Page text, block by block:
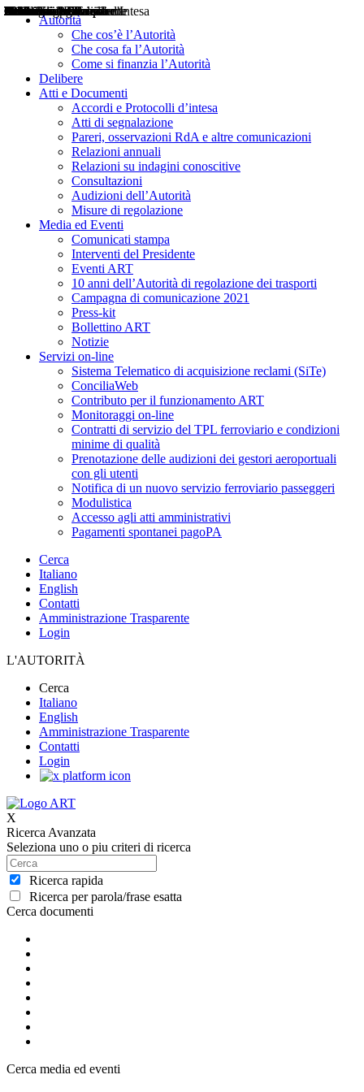
Autorità
Che cos’è l’Autorità
Che cosa fa l’Autorità
Come si finanzia l’Autorità
Delibere
Atti e Documenti
Accordi e Protocolli d’intesa
Atti di segnalazione
Pareri, osservazioni RdA e altre comunicazioni
Relazioni annuali
Relazioni su indagini conoscitive
Consultazioni
Audizioni dell’Autorità
Misure di regolazione
Media ed Eventi
Comunicati stampa
Interventi del Presidente
Eventi ART
10 anni dell’Autorità di regolazione dei trasporti
Campagna di comunicazione 2021
Press-kit
Bollettino ART
Notizie
Servizi on-line
Sistema Telematico di acquisizione reclami (SiTe)
ConciliaWeb
Contributo per il funzionamento ART
Monitoraggi on-line
Contratti di servizio del TPL ferroviario e condizioni
minime di qualità
Prenotazione delle audizioni dei gestori aeroportuali
con gli utenti
Notifica di un nuovo servizio ferroviario passeggeri
Modulistica
Accesso agli atti amministrativi
Pagamenti spontanei pagoPA
Cerca
Italiano
English
Contatti
Amministrazione Trasparente
Login
L'AUTORITÀ
Cerca
Italiano
English
Amministrazione Trasparente
Contatti
Login
X
Ricerca Avanzata
Seleziona uno o piu criteri di ricerca
Ricerca rapida
Ricerca per parola/frase esatta
Cerca documenti
Delibere
Pareri
Consultazioni
Audizioni
Atti di Segnalazione
Accordi e Protocolli d'Intesa
Relazioni annuali
Misure di regolazione
Cerca media ed eventi
Notizie
Comunicati Stampa
Bollettini ART
Convegni ART
Interviste del Presidente
Articoli in primo piano
Interventi del Presidente
2004
2005
2010
2013
2014
2015
2016
2017
2018
2019
202
2020
2021
2022
2023
2024
2025
2026
Aereo
Marittimo
Terrestre